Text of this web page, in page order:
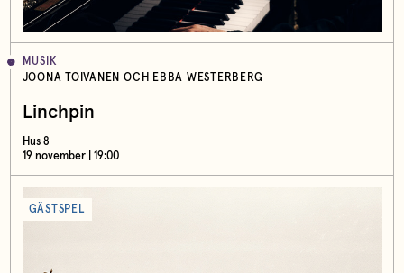
MUSIK
JOONA TOIVANEN OCH EBBA WESTERBERG
Linchpin
Hus 8
19 november | 19:00
GÄSTSPEL